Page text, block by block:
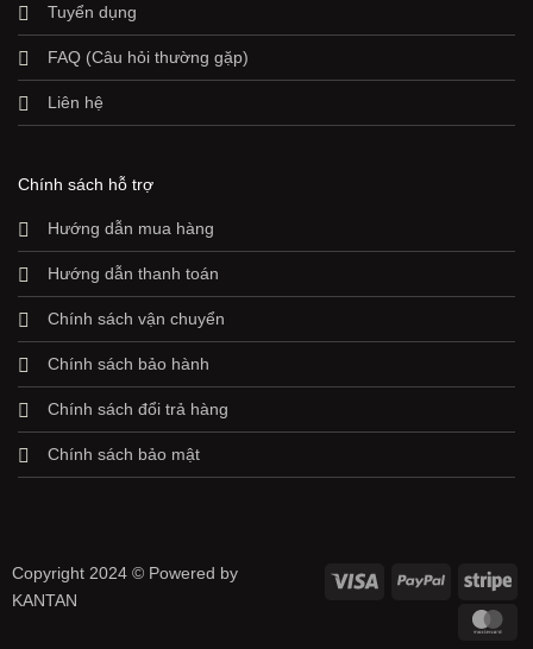
Tuyển dụng
FAQ (Câu hỏi thường gặp)
Liên hệ
Chính sách hỗ trợ
Hướng dẫn mua hàng
Hướng dẫn thanh toán
Chính sách vận chuyển
Chính sách bảo hành
Chính sách đổi trả hàng
Chính sách bảo mật
Copyright 2024 © Powered by
KANTAN
Visa PayPal